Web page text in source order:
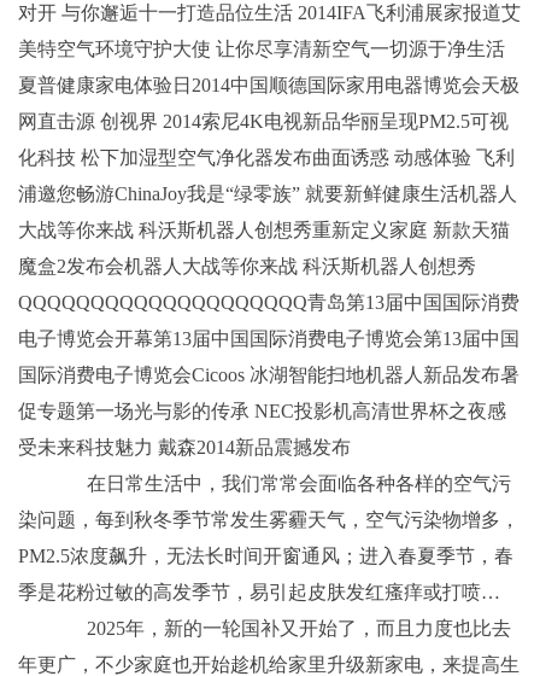
对开 与你邂逅十一打造品位生活 2014IFA飞利浦展家报道艾
美特空气环境守护大使 让你尽享清新空气一切源于净生活
夏普健康家电体验日2014中国顺德国际家用电器博览会天极
网直击源 创视界 2014索尼4K电视新品华丽呈现PM2.5可视
化科技 松下加湿型空气净化器发布曲面诱惑 动感体验 飞利
浦邀您畅游ChinaJoy我是“绿零族” 就要新鲜健康生活机器人
大战等你来战 科沃斯机器人创想秀重新定义家庭 新款天猫
魔盒2发布会机器人大战等你来战 科沃斯机器人创想秀
QQQQQQQQQQQQQQQQQQQQ青岛第13届中国国际消费
电子博览会开幕第13届中国国际消费电子博览会第13届中国
国际消费电子博览会Cicoos 冰湖智能扫地机器人新品发布暑
促专题第一场光与影的传承 NEC投影机高清世界杯之夜感
受未来科技魅力 戴森2014新品震撼发布
在日常生活中，我们常常会面临各种各样的空气污
染问题，每到秋冬季节常发生雾霾天气，空气污染物增多，
PM2.5浓度飙升，无法长时间开窗通风；进入春夏季节，春
季是花粉过敏的高发季节，易引起皮肤发红瘙痒或打喷…
2025年，新的一轮国补又开始了，而且力度也比去
年更广，不少家庭也开始趁机给家里升级新家电，来提高生